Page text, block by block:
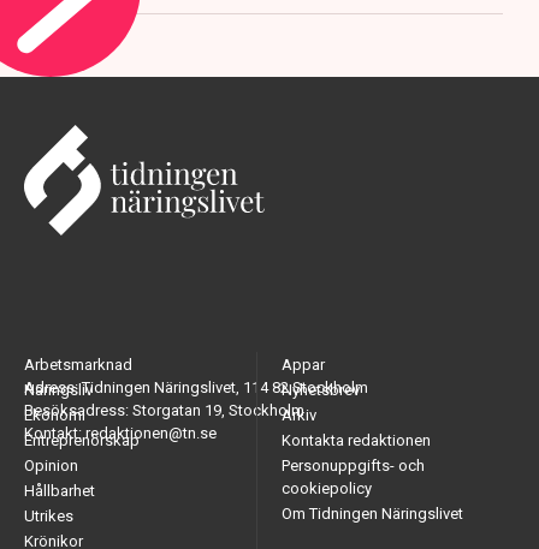
Adress: Tidningen Näringslivet, 114 82 Stockholm
Besöksadress: Storgatan 19, Stockholm
Kontakt: redaktionen@tn.se
Arbetsmarknad
Näringsliv
Ekonomi
Entreprenörskap
Opinion
Hållbarhet
Utrikes
Krönikor
Appar
Nyhetsbrev
Arkiv
Kontakta redaktionen
Personuppgifts- och
cookiepolicy
Om Tidningen Näringslivet